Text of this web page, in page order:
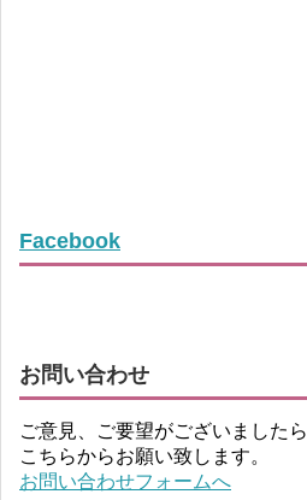
Facebook
お問い合わせ
ご意見、ご要望がございましたら
こちらからお願い致します。
お問い合わせフォームへ